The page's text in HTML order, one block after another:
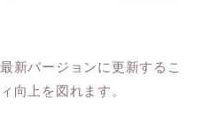
新バージョンに更新するこ
向上を図れます。